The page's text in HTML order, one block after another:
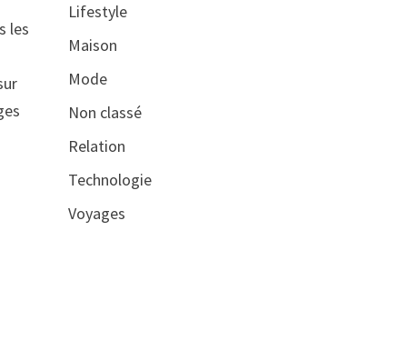
les
Lifestyle
Maison
Mode
Non classé
Relation
Technologie
Voyages